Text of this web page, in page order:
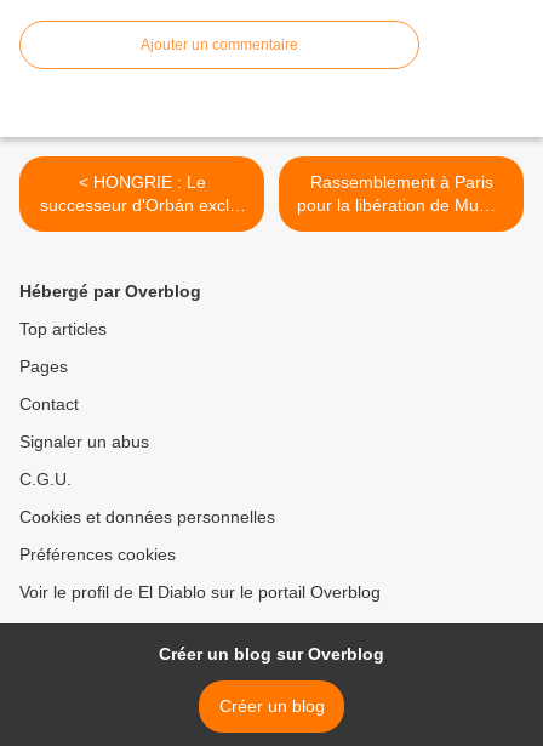
Ajouter un commentaire
< HONGRIE : Le
successeur d'Orbán exclut
toute livraison d'armes à
Rassemblement à Paris
pour la libération de Mumia
ABU-JAMAL - Place de la
Hébergé par Overblog
Top articles
Pages
Contact
Signaler un abus
C.G.U.
Cookies et données personnelles
Préférences cookies
Voir le profil de El Diablo sur le portail Overblog
Créer un blog sur Overblog
Créer un blog